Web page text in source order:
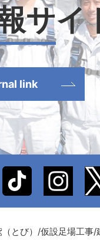
サイ
link
（とび）/仮設足場工事